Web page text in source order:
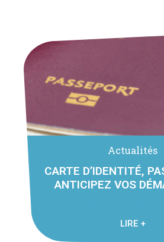
Actualités
CARTE D’IDENTITÉ,
ANTICIPEZ VOS
Effectuez vos démarches de demande
avant tout voyage ou fin de validité. Les
LIRE +